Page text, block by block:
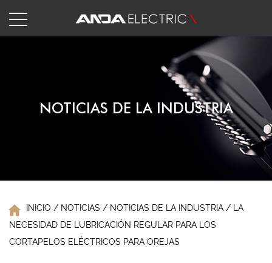
NOTICIAS DE LA INDUSTRIA
INICIO / NOTICIAS / NOTICIAS DE LA INDUSTRIA /
LA
NECESIDAD DE LUBRICACIÓN REGULAR PARA LOS
CORTAPELOS ELÉCTRICOS PARA OREJAS